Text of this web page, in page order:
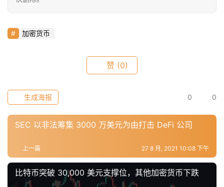
常
用
工
具
加密货币
赞 (0)
0 0
生成海报
SEC 以非法筹集 3000 万美元为由打击 DeFi 公司
上一篇 27 8 月, 2021 10:08 下午
比特币突破 30,000 美元支撑位，其他加密货币下跌